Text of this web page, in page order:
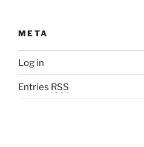
META
Log in
Entries RSS